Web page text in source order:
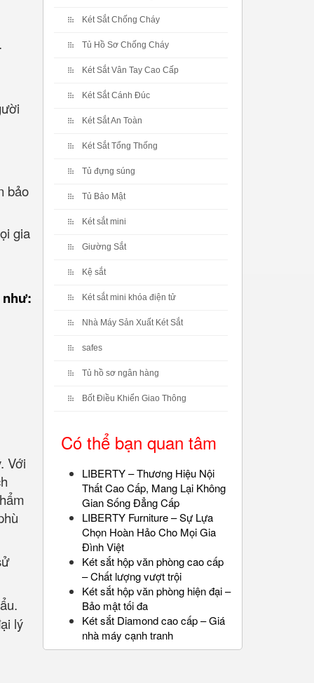
bảo
gia
như:
Với
lý
Két Sắt Chống Cháy
Tủ Hồ Sơ Chống Cháy
Két Sắt Vân Tay Cao Cấp
Két Sắt Cánh Đúc
Két Sắt An Toàn
Két Sắt Tổng Thống
Tủ đựng súng
Tủ Bảo Mật
Két sắt mini
Giường Sắt
Kệ sắt
Két sắt mini khóa điện tử
Nhà Máy Sản Xuất Két Sắt
safes
Tủ hồ sơ ngân hàng
Bốt Điều Khiển Giao Thông
Có thể bạn quan tâm
LIBERTY – Thương Hiệu Nội
Thất Cao Cấp, Mang Lại Không
Gian Sống Đẳng Cấp
LIBERTY Furniture – Sự Lựa
Chọn Hoàn Hảo Cho Mọi Gia
Đình Việt
Két sắt hộp văn phòng cao cấp
– Chất lượng vượt trội
Két sắt hộp văn phòng hiện đại –
Bảo mật tối đa
Két sắt Diamond cao cấp – Giá
nhà máy cạnh tranh